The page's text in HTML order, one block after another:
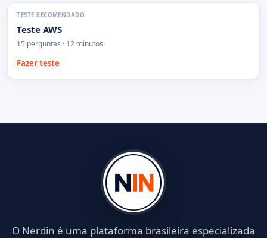
TESTE RECOMENDADO
Teste AWS
15 perguntas · 12 minutos
Fazer teste
O Nerdin é uma plataforma brasileira especializada